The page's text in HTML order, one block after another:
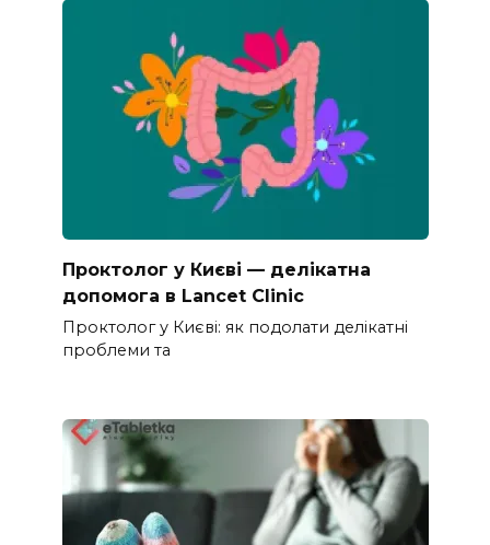
Проктолог у Києві — делікатна
допомога в Lancet Clinic
Проктолог у Києві: як подолати делікатні
проблеми та